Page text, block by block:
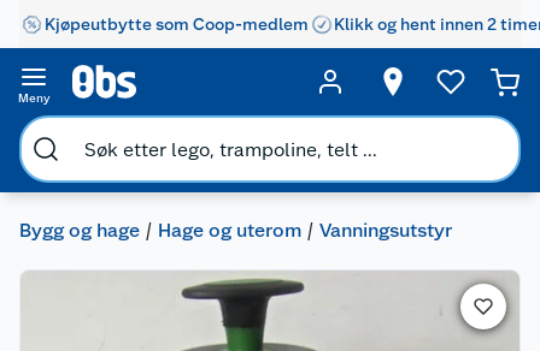
Kjøpeutbytte som Coop-medlem Klikk og hent innen 2
Meny
Bygg og hage Hage og uterom Vanningsutstyr